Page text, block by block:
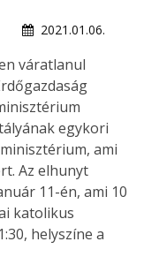
2021.01.06.
váratlanul
egykori
ami
Az elhunyt
11-én, ami 10
katolikus
helyszíne a